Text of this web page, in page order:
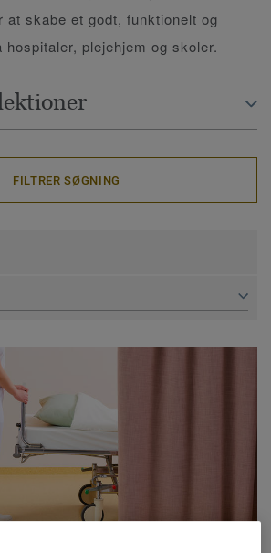
at skabe et godt, funktionelt og
hospitaler, plejehjem og skoler.
FILTRER SØGNING